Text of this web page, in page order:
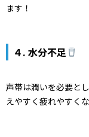
ます！
４. 水分不足
声帯は潤いを必要と
えやすく疲れやすく